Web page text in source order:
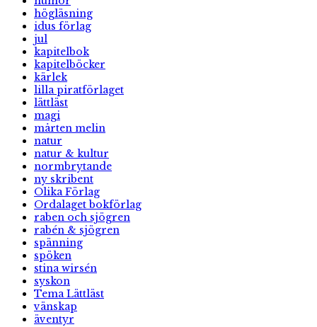
högläsning
idus förlag
jul
kapitelbok
kapitelböcker
kärlek
lilla piratförlaget
lättläst
magi
mårten melin
natur
natur & kultur
normbrytande
ny skribent
Olika Förlag
Ordalaget bokförlag
raben och sjögren
rabén & sjögren
spänning
spöken
stina wirsén
syskon
Tema Lättläst
vänskap
äventyr